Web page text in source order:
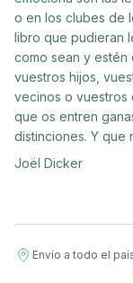
o en los clubes de
libro que pudieran
como sean y estén
vuestros hijos,
vecinos o vuestros
que os entren
distinciones. Y que
Joël Dicker
Envío a todo el